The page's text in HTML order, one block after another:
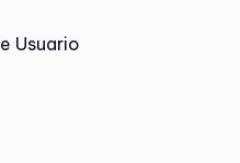
Usuario